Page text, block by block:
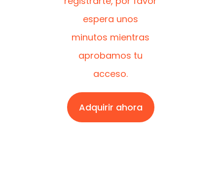
espera unos
minutos mientras
aprobamos tu
acceso.
Adquirir ahora